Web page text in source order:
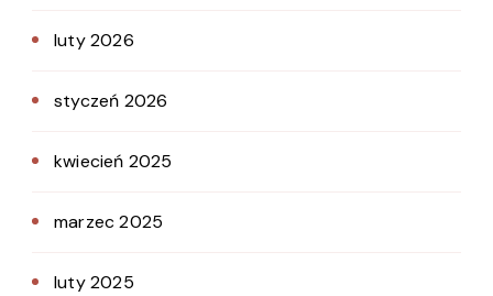
luty 2026
styczeń 2026
kwiecień 2025
marzec 2025
luty 2025